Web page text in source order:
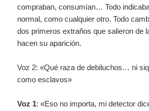
compraban, consumían… Todo
normal, como cualquier otro. Todo
dos primeros extraños que salieron de
hacen su aparición.
Voz 2: «Qué raza de debiluchos… ni
como esclavos»
Voz 1: «Eso no importa, mi detector